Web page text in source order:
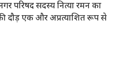
परिषद सदस्य नित्या रमन का
दौड़ एक और अप्रत्याशित रूप से